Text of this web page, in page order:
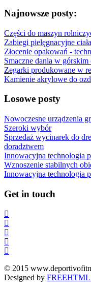
Najnowsze posty:
Części do maszyn
Zabiegi pielęgnacyjne
Złocenie opakowań -
Smaczne dania w górskim
Zegarki produkowane w
Kamienie akrylowe do
Losowe posty
Nowoczesne urządzenia
Szeroki wybór
Sprzedaż wycinarek do
doradztwem
Innowacyjna technologia
Wznoszenie stabilnych
Innowacyjna technologia
Get in touch
© 2015
Designed by